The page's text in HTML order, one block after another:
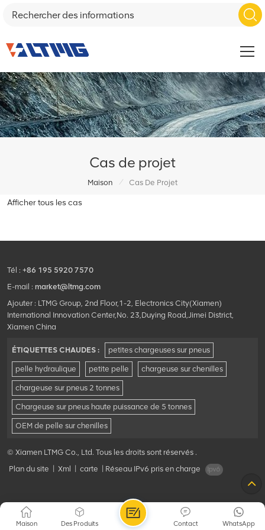
Cas de projet
Maison / Cas De Projet
Afficher tous les cas
Tél : +86 195 5920 7570
E-mail : market@ltmg.com
Ajouter : LTMG Group, 2nd Floor,1-2, Electronics City(Xiamen)
International Innovation Center,No. 23,Duying Road,Jimei District,
Xiamen China
ÉTIQUETTES CHAUDES : petites chargeuses sur pneus
pelle hydraulique petite pelle chargeuse sur chenilles
chargeuse sur pneus 2 tonnes
Chargeuse sur pneus haute puissance de 5 tonnes
OEM de pelle sur chenilles
© Xiamen LTMG Co., Ltd. Tous les droits sont réservés .
Plan du site
Xml carte Réseau IPv6 pris en charge
Maison Des Produits WhatsApp
Contact